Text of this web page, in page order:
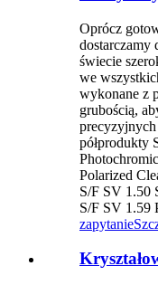
Oprócz
dostarczamy
świecie
we
wykonane z
grubością,
precyzyjnych
półprodukty
Polarized
S/F SV 1.50
S/F SV 1.59
zapytanie